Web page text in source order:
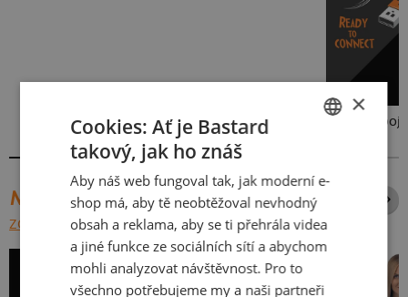
USB
NEJPRODÁVANĚJŠÍ POTISKY
ZOBRAZIT VŠECHNY
SLOVAK
×
Cookies: Ať je Bastard
takový, jak ho znáš
Aby náš web fungoval tak, jak moderní e-
shop má, aby tě neobtěžoval nevhodný
obsah a reklama, aby se ti přehrála videa
a jiné funkce ze sociálních sítí a abychom
mohli analyzovat návštěvnost. Pro to
všechno potřebujeme my a naši partneři